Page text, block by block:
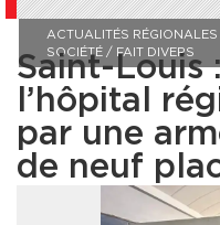
ACTUALITÉS
SOCIÉTÉ / FAIT DIVERS
Saint-Louis
l’hôpital
par une
de neuf